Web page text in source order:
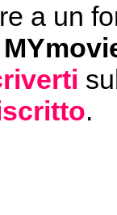
a un
.